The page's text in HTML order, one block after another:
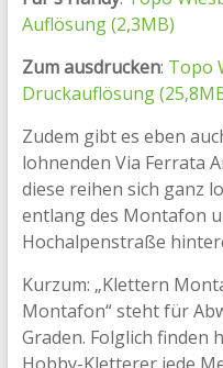
Auflösung (2,3MB)
Zum ausdrucken: Topo
Druckauflösung
Zudem gibt es eben
lohnenden Via Ferrata
diese reihen sich ganz
entlang des Montafon
Hochalpenstraße
Kurzum: „Klettern
Montafon“ steht für
Graden. Folglich finden